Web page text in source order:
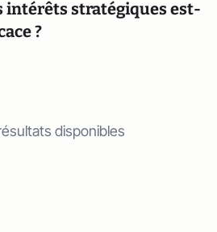
intérêts stratégiques est-
?
disponibles